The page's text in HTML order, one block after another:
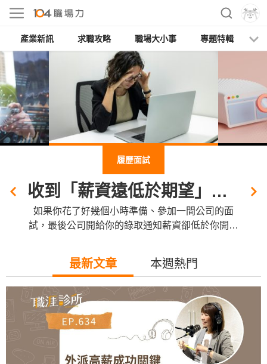
產業新訊 求職攻略 職場大小事 專題特輯
履歷面試
收到「薪資遠低於期望」超羞辱offer，該原地放生或有議價空間？
如果你花了好幾個小時準備、參加一間公司的面
試，最後公司開給你的錄取通知薪資卻低於你開的
多過份，都盡量維持冷靜、專業。你可以「這樣
最新文章 本週熱門